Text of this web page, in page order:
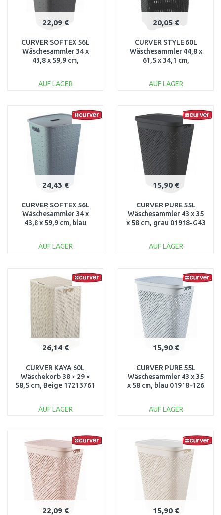
22,09 €
CURVER SOFTEX 56L
Wäschesammler 34 x
43,8 x 59,9 cm,
AUF LAGER
Vergleichen
20,05 €
CURVER STYLE 60L
Wäschesammler 44,8 x
61,5 x 34,1 cm,
AUF LAGER
Vergleichen
24,43 €
CURVER SOFTEX 56L
Wäschesammler 34 x
43,8 x 59,9 cm, blau
AUF LAGER
Vergleichen
15,90 €
CURVER PURE 55L
Wäschesammler 43 x 35
x 58 cm, grau 01918-G43
AUF LAGER
Vergleichen
26,14 €
CURVER KAYA 60L
Wäschekorb 38 × 29 ×
58,5 cm, Beige 17213761
AUF LAGER
Vergleichen
15,90 €
CURVER PURE 55L
Wäschesammler 43 x 35
x 58 cm, blau 01918-126
AUF LAGER
Vergleichen
22,09 € 15,90 €